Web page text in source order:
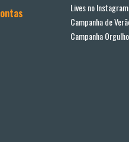
Lives no Instagram
Campanha de
Campanha